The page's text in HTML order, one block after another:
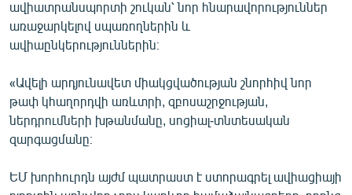
English
Русский
ՀԵՏԵՎԵՔ ՄԵԶ
ավիատրանսպորտի շուկան՝ նոր հնարավորություններ
առաջարկելով սպառողներին և
ավիաընկերություններին։
«Ավելի արդյունավետ միակցվածության շնորհիվ նոր
թափ կհաղորդվի առևտրի, զբոսաշրջության,
ներդրումների խթանմանը, սոցիալ-տնտեսական
զարգացմանը։
ԵՄ խորհուրդն այժմ պատրաստ է ստորագրել ավիացիայի